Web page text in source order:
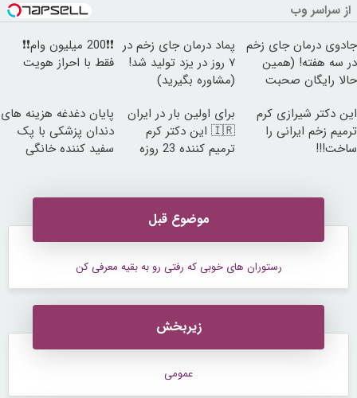
از سراسر وب
جادوی درمان جای زخم
در سه هفته! (همین
حالا رایگان صحبت
پماد درمان جای زخم در
۷ روز در یزد تولید شد!
(مشاوره بگیرید)
❗❗200 میلیون وام❗❗
فقط با احراز هویت
این دکتر شیرازی کرم
ترمیم زخم ایرانی را
ساخت!!!
برای اولین بار در ایران
🇮🇷 این دکتر کرم
ترمیم کننده 23 روزه
پایان دغدغه هزینه های
دندان پزشکی با پک
سفید کننده خانگی
موضوع قبل
رستوران های خوبی که رفتی رو به بقیه معرفی کن
زیربخش
عمومی